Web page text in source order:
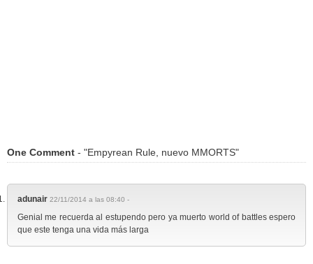
One Comment - "Empyrean Rule, nuevo MMORTS"
adunair 22/11/2014 a las 08:40 -
Genial me recuerda al estupendo pero ya muerto world of battles espero
que este tenga una vida más larga